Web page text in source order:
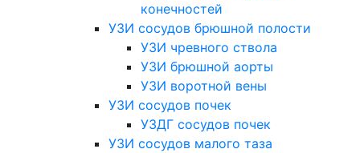
конечностей
УЗИ сосудов брюшной полости
УЗИ чревного ствола
УЗИ брюшной аорты
УЗИ воротной вены
УЗИ сосудов почек
УЗДГ сосудов почек
УЗИ сосудов малого таза